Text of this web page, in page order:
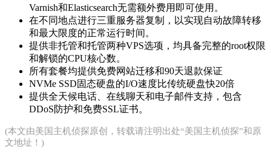
Varnish和Elasticsearch无需额外费用即可使用。
在不同地点进行三重服务器复制，以实现自动故障转移
和最大限度的正常运行时间。
提供非托管和托管两种VPS选项，均具备完整的root权限
和解锁的CPU核心数。
所有套餐均提供免费网站迁移和90天退款保证
NVMe SSD固态硬盘的I/O速度比传统硬盘快20倍
提供全天候电话、在线聊天和电子邮件支持，包含
DDoS防护和免费SSL证书。
(本文由美国主机侦探原创，转载请注明出处“美国主机侦探”和原
文地址！)